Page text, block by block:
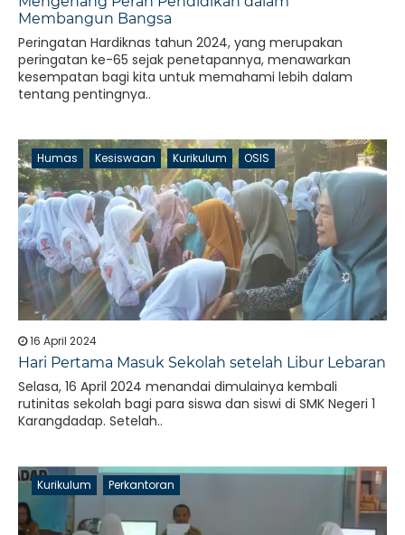
Membangun Bangsa
Peringatan Hardiknas tahun 2024, yang merupakan
peringatan ke-65 sejak penetapannya, menawarkan
kesempatan bagi kita untuk memahami lebih dalam
tentang pentingnya..
Humas Kesiswaan Kurikulum OSIS
16 April 2024
Hari Pertama Masuk Sekolah setelah Libur Lebaran
Selasa, 16 April 2024 menandai dimulainya kembali
rutinitas sekolah bagi para siswa dan siswi di SMK Negeri 1
Karangdadap. Setelah..
Kurikulum Perkantoran